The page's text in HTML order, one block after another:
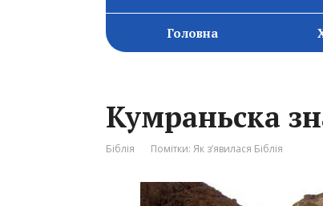
Головна
Кумраньска
Біблія Помітки: Як з’явилася Біблія